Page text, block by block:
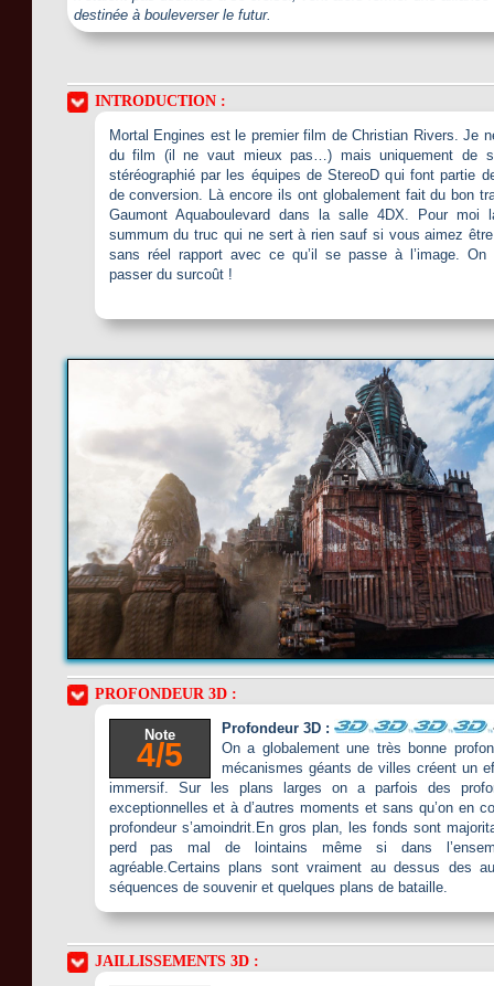
destinée à bouleverser le futur.
INTRODUCTION :
Mortal Engines est le premier film de Christian Rivers. Je
du film (il ne vaut mieux pas…) mais uniquement de
stéréographié par les équipes de StereoD qui font partie
de conversion. Là encore ils ont globalement fait du bon
Gaumont Aquaboulevard dans la salle 4DX. Pour moi
summum du truc qui ne sert à rien sauf si vous aimez
sans réel rapport avec ce qu’il se passe à l’image. On
passer du surcoût !
PROFONDEUR 3D :
Note
4/5
Profondeur 3D :
On a globalement une très bonne
mécanismes géants de villes créent un
immersif. Sur les plans larges on a parfois des
exceptionnelles et à d’autres moments et sans qu’on en
profondeur s’amoindrit.En gros plan, les fonds sont
perd pas mal de lointains même si dans
agréable.Certains plans sont vraiment au dessus des
séquences de souvenir et quelques plans de bataille.
JAILLISSEMENTS 3D :